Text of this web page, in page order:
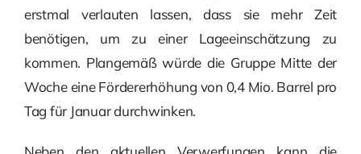
erstmal verlauten lassen, dass sie mehr Zeit
benötigen, um zu einer Lageeinschätzung zu
kommen. Plangemäß würde die Gruppe Mitte der
Woche eine Fördererhöhung von 0,4 Mio. Barrel pro
Tag für Januar durchwinken.